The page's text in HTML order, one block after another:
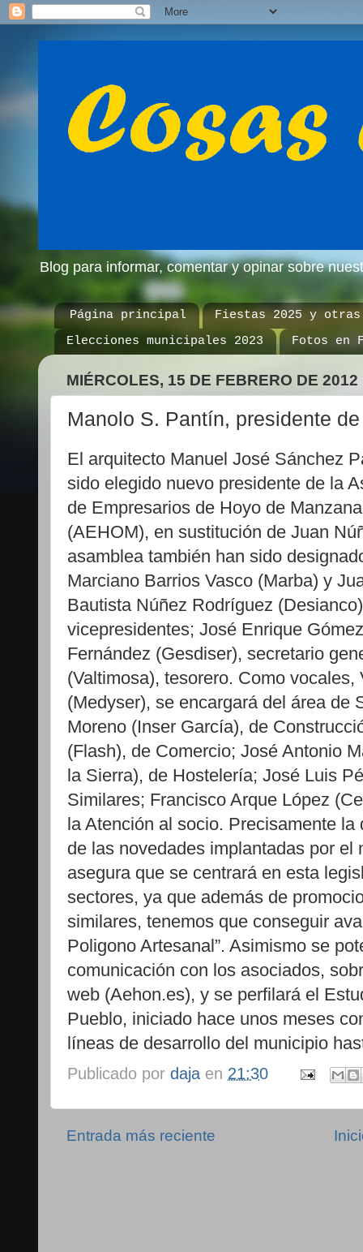
Blog para informar, comentar y opinar sobre
Página principal
Fiestas 2025 y otras
Elecciones municipales 2023
Fotos en
MIÉRCOLES, 15 DE FEBRERO DE 2012
Manolo S. Pantín, presidente
El arquitecto Manuel José Sánchez
sido elegido nuevo presidente de la
de Empresarios de Hoyo de
(AEHOM), en sustitución de Juan
asamblea también han sido
Marciano Barrios Vasco (Marba) y
Bautista Núñez Rodríguez
vicepresidentes; José Enrique Gómez
Fernández (Gesdiser), secretario
(Valtimosa), tesorero. Como
(Medyser), se encargará del área de
Moreno (Inser García), de
(Flash), de Comercio; José Antonio
la Sierra), de Hostelería; José Luis
Similares; Francisco Arque López
la Atención al socio. Precisamente
de las novedades implantadas por el
asegura que se centrará en esta
sectores, ya que además de
similares, tenemos que conseguir
Poligono Artesanal”. Asimismo se
comunicación con los asociados,
web (Aehon.es), y se perfilará el
Pueblo, iniciado hace unos meses
líneas de desarrollo del municipio
Publicado por daja en 21:30
Entrada más reciente